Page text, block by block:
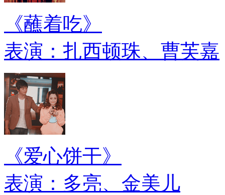
《蘸着吃》
表演：扎西顿珠、曹芙嘉
《爱心饼干》
表演：多亮、金美儿